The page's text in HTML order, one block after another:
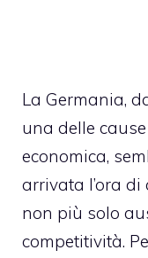
La Germania,
una delle
economica,
arrivata l’ora
non più solo
competitività.